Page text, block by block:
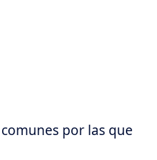
por las que